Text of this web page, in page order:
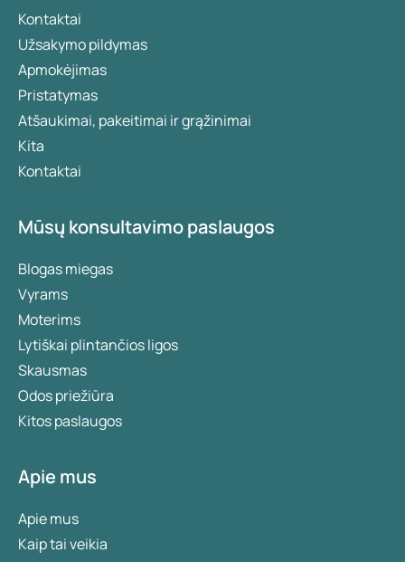
Kontaktai
Užsakymo pildymas
Apmokėjimas
Pristatymas
Atšaukimai, pakeitimai ir grąžinimai
Kita
Kontaktai
Mūsų konsultavimo paslaugos
Blogas miegas
Vyrams
Moterims
Lytiškai plintančios ligos
Skausmas
Odos priežiūra
Kitos paslaugos
Apie mus
Apie mus
Kaip tai veikia